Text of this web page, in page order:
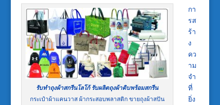
รับทำถุงผ้าสกรีนโลโก้ รับผลิตถุงผ้าดิบพร้อมสกรีน
กระเป๋าผ้าแคนวาส ผ้ากระสอบพลาสติก ขายถุงผ้าสปัน
กา
รส
ร้า
ง
คว
าม
จำ
ที่
ยิ่ง